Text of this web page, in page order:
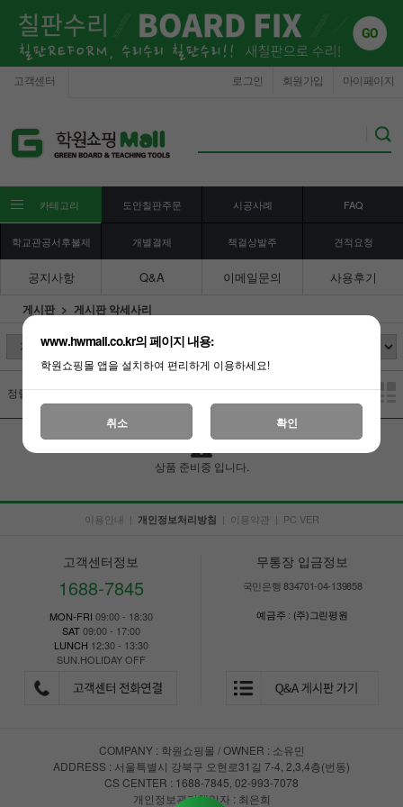
고객센터 마이페이지
회원가입
로그인
카테고리 도안칠판주문 시공사례 FAQ
학교관공서후불제 개별결제 책걸상발주 견적요청
공지사항 Q&A 이메일문의 사용후기
게시판 게시판 악세사리
정렬
상품 준비중 입니다.
이용안내 | 개인정보처리방침 | 이용약관 | PC VER
고객센터정보
1688-7845
MON-FRI 09:00 - 18:30
SAT09:00 - 17:00
LUNCH 12:30 - 13:30
SUN.HOLIDAY OFF
무통장 입금정보
국민은행 834701-04-139858
예금주 : (주)그린평원
COMPANY : 학원쇼핑몰 / OWNER : 소유민
ADDRESS : 서울특별시 강북구 오현로31길 7-4, 2,3,4층(번동)
CS CENTER : 1688-7845, 02-993-7078
개인정보관리책임자 : 최은희
www.hwmall.co.kr의 페이지 내용:
학원쇼핑몰 앱을 설치하여 편리하게 이용하세요!
취소 확인